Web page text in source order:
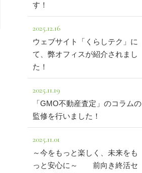
す！
2025.12.16
ウェブサイト「くらしテク」に
て、弊オフィスが紹介されまし
た！
2025.11.19
「GMO不動産査定」のコラムの
監修を行いました！
2025.11.01
～今をもっと楽しく、未来をも
っと安心に～ 前向き終活セ